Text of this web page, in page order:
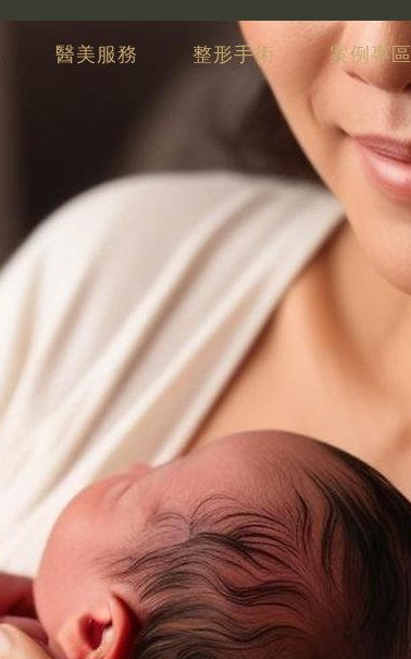
醫美服務 整形手術 案例專區